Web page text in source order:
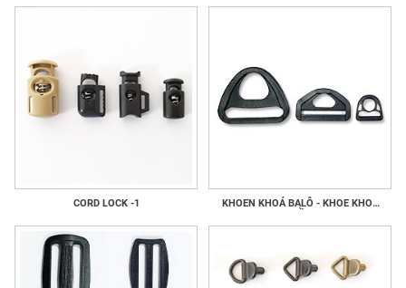
CORD LOCK -1
KHOEN KHOÁ BALÔ - KHOE KHOÁ